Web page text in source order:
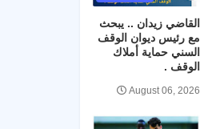
القاضي زيدان .. يبحث
مع رئيس ديوان الوقف
السني حماية أملاك
الوقف .
August 06, 2026